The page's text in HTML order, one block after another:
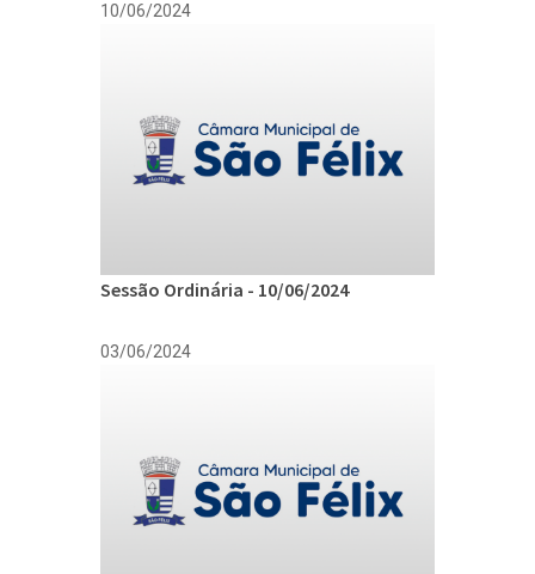
10/06/2024
Sessão Ordinária - 10/06/2024
03/06/2024